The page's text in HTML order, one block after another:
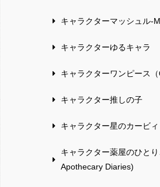
キャラクターマッシュル-
キャラクターゆるキャラ
キャラクターワンピース（
キャラクター推しの子
キャラクター星のカービィ
キャラクター薬屋のひと
Apothecary Diaries)